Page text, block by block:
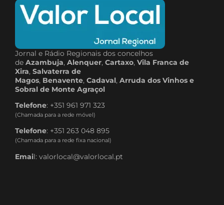
Jornal e Rádio Regionais dos concelhos
de Azambuja, Alenquer, Cartaxo, Vila Franca de
Xira, Salvaterra de
Magos, Benavente, Cadaval, Arruda dos Vinhos e
Sobral de Monte Agraçol
Telefone: +351 961 971 323
(Chamada para a rede móvel)
Telefone: +351 263 048 895
(Chamada para a rede fixa nacional)
Email: valorlocal@valorlocal.pt